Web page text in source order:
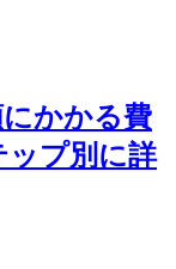
にかかる費
ップ別に詳